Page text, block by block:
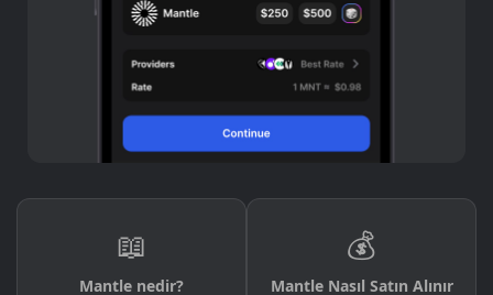
📖
Mantle nedir?
💰
Mantle Nasıl Satın Alınır